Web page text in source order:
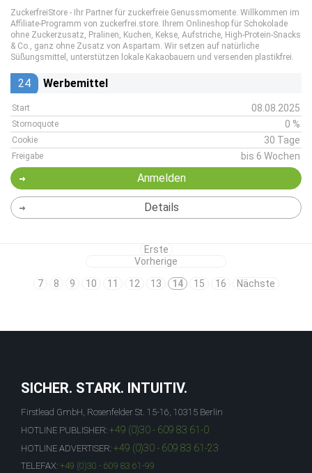
ZuckerfreiStore - Ihr Partner für zuckerfreie Genussmomente. Willkommen im
Affiliate-Programm von zuckerfrei.store. Ihrem Onlineshop für Schokolade
ohne Zuckerzusatz, Pralinen, Kuchen, Kekse, Aufstriche, High-Protein-Snacks
& Co., ganz ohne Zusatz von Aspartam. Wir setzen auf natürliche
Süßungsmittel, unterstützen lokale Kakaobauern und versenden plastikfrei.
24 Werbemittel
Start 08.08.2025
Stornoquote 0 %
Cookie 30 Tage
Freigabe bis 6 Wochen
Anmelden
Details
Erste
Vorherige
7
8 9 10 11 12 13 14 15 16 Nächste
SICHER. STARK. INTUITIV.
Firstlead GmbH, Rosenfelder St. 15-16, 10315 Berlin
HOTLINE PUBLISHER: +49 (0)30 - 609 83 61-0
HOTLINE ADVERTISER: +49 (0)30 - 609 83 61-23
TELEFAX: +49 (0)30 - 609 83 61-99